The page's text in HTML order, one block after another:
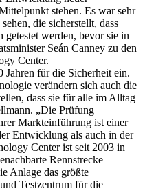
stehen. Es war sehr
die sicherstellt, dass
getestet werden, bevor sie in
Seán Canney zu den
Center.
Jahren für die Sicherheit ein.
verändern sich auch die
dass sie für alle im Alltag
„Die Prüfung
Markteinführung ist einer
Entwicklung als auch in der
Center ist seit 2003 in
Rennstrecke
Anlage das größte
Testzentrum für die